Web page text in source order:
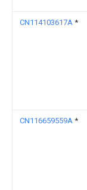
CN114103617A *
CN116659559A *